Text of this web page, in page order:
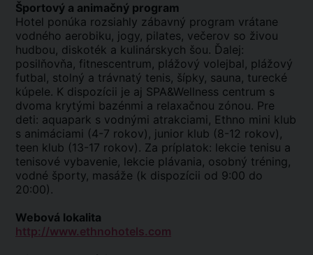
Športový a animačný program
Hotel ponúka rozsiahly zábavný program vrátane
vodného aerobiku, jogy, pilates, večerov so živou
hudbou, diskoték a kulinárskych šou. Ďalej:
posilňovňa, fitnescentrum, plážový volejbal, plážový
futbal, stolný a trávnatý tenis, šípky, sauna, turecké
kúpele. K dispozícii je aj SPA&Wellness centrum s
dvoma krytými bazénmi a relaxačnou zónou. Pre
deti: aquapark s vodnými atrakciami, Ethno mini klub
s animáciami (4-7 rokov), junior klub (8-12 rokov),
teen klub (13-17 rokov). Za príplatok: lekcie tenisu a
tenisové vybavenie, lekcie plávania, osobný tréning,
vodné športy, masáže (k dispozícii od 9:00 do
20:00).
Webová lokalita
http://www.ethnohotels.com